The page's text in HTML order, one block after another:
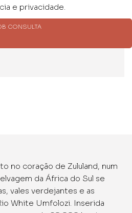
e privacidade.
CONSULTA
no coração de Zululand, num
da África do Sul se
vales verdejantes e as
White Umfolozi. Inserida